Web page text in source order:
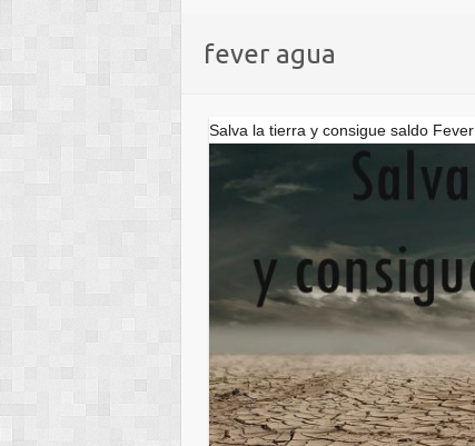
fever agua
Salva la tierra y consigue saldo Fever